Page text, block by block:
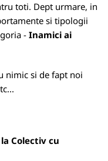
toti. Dept urmare, in
si tipologii
- Inamici ai
nimic si de fapt noi
Colectiv cu